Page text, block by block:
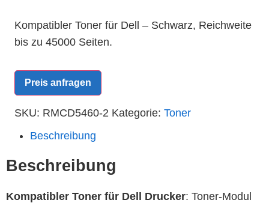
Kompatibler Toner für Dell – Schwarz, Reichweite
bis zu 45000 Seiten.
Preis anfragen
SKU: RMCD5460-2 Kategorie: Toner
Beschreibung
Beschreibung
Kompatibler Toner für Dell Drucker: Toner-Modul